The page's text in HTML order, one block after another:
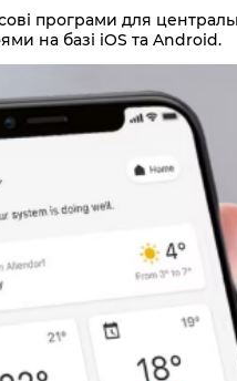
програми для
на базі iOS та Android.